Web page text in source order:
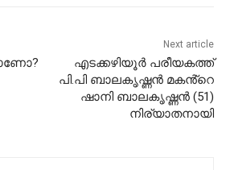
Next article
എടക്കഴിയൂർ പരീയകത്ത്
പി.പി ബാലകൃഷ്ണൻ മകൻ്റെ
ഷാനി ബാലകൃഷ്ണൻ (51)
നിര്യാതനായി